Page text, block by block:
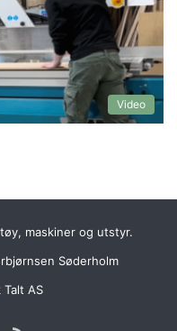
Video
maskiner og utstyr.
Søderholm
Talt AS